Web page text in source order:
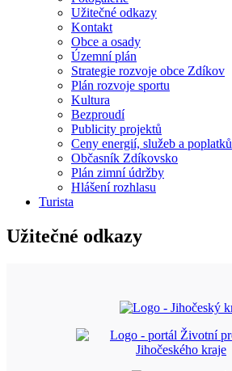
Užitečné odkazy
Kontakt
Obce a osady
Územní plán
Strategie rozvoje obce Zdíkov
Plán rozvoje sportu
Kultura
Bezproudí
Publicity projektů
Ceny energií, služeb a poplatků
Občasník Zdíkovsko
Plán zimní údržby
Hlášení rozhlasu
Turista
Užitečné odkazy